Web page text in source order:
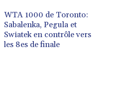
WTA 1000 de Toronto:
Sabalenka, Pegula et
Swiatek en contrôle vers
les 8es de finale